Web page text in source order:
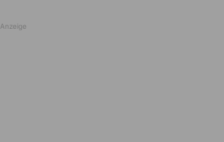
Anzeige